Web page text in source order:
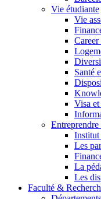
Vie étudiante
Vie
Career
Santé
Visa
Institut
Les
La
Les
Faculté &